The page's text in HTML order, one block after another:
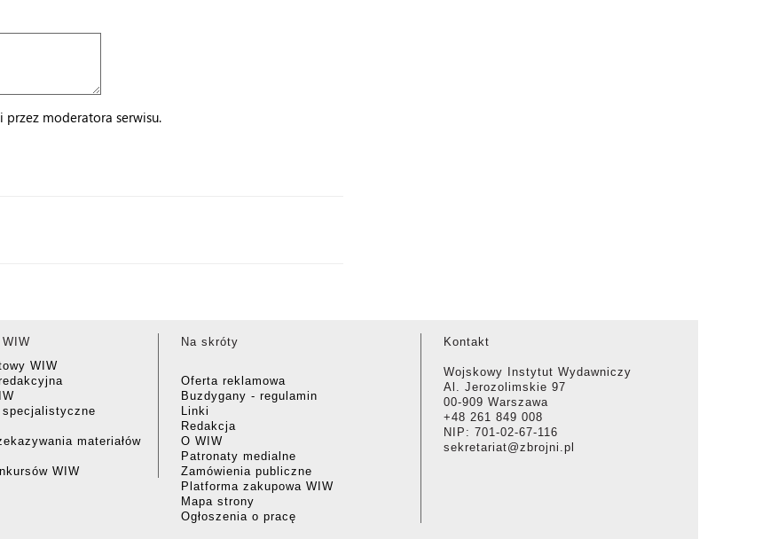
moderatora serwisu.
WIW
specjalistyczne
materiałów
WIW
Na skróty
Oferta reklamowa
Buzdygany - regulamin
Linki
Redakcja
O WIW
Patronaty medialne
Zamówienia publiczne
Platforma zakupowa WIW
Mapa strony
Ogłoszenia o pracę
Kontakt
Wojskowy Instytut Wydawniczy
Al. Jerozolimskie 97
00-909 Warszawa
+48 261 849 008
NIP: 701-02-67-116
sekretariat@zbrojni.pl